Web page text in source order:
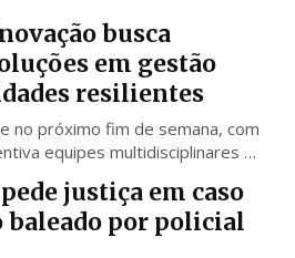
busca
em gestão
resilientes
no próximo fim de semana, com
equipes multidisciplinares a
justiça em caso
baleado por policial